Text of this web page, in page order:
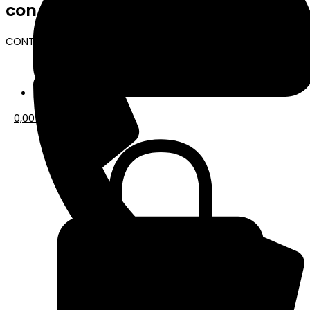
0,00
con nosotros?
CONTACTO TIENDA ONLINE